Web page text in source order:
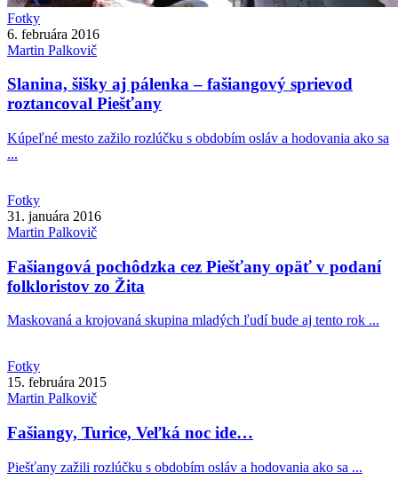
Fotky
6. februára 2016
Martin Palkovič
Slanina, šišky aj pálenka – fašiangový sprievod
roztancoval Piešťany
Kúpeľné mesto zažilo rozlúčku s obdobím osláv a hodovania ako sa
...
Fotky
31. januára 2016
Martin Palkovič
Fašiangová pochôdzka cez Piešťany opäť v podaní
folkloristov zo Žita
Maskovaná a krojovaná skupina mladých ľudí bude aj tento rok ...
Fotky
15. februára 2015
Martin Palkovič
Fašiangy, Turice, Veľká noc ide…
Piešťany zažili rozlúčku s obdobím osláv a hodovania ako sa ...